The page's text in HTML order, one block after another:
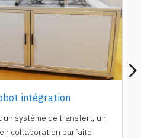
intégration
un système de transfert, un
collaboration parfaite